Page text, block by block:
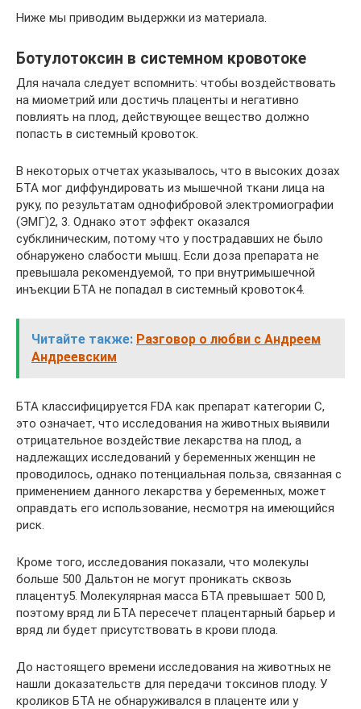
Ниже мы приводим выдержки из материала.
Ботулотоксин в системном кровотоке
Для начала следует вспомнить: чтобы воздействовать
на миометрий или достичь плаценты и негативно
повлиять на плод, действующее вещество должно
попасть в системный кровоток.
В некоторых отчетах указывалось, что в высоких дозах
БТА мог диффундировать из мышечной ткани лица на
руку, по результатам однофибровой электромиографии
(ЭМГ)2, 3. Однако этот эффект оказался
субклиническим, потому что у пострадавших не было
обнаружено слабости мышц. Если доза препарата не
превышала рекомендуемой, то при внутримышечной
инъекции БТА не попадал в системный кровоток4.
Читайте также: Разговор о любви с Андреем
Андреевским
БТА классифицируется FDA как препарат категории С,
это означает, что исследования на животных выявили
отрицательное воздействие лекарства на плод, а
надлежащих исследований у беременных женщин не
проводилось, однако потенциальная польза, связанная с
применением данного лекарства у беременных, может
оправдать его использование, несмотря на имеющийся
риск.
Кроме того, исследования показали, что молекулы
больше 500 Дальтон не могут проникать сквозь
плаценту5. Молекулярная масса БТА превышает 500 D,
поэтому вряд ли БТА пересечет плацентарный барьер и
вряд ли будет присутствовать в крови плода.
До настоящего времени исследования на животных не
нашли доказательств для передачи токсинов плоду. У
кроликов БТА не обнаруживался в плаценте или у